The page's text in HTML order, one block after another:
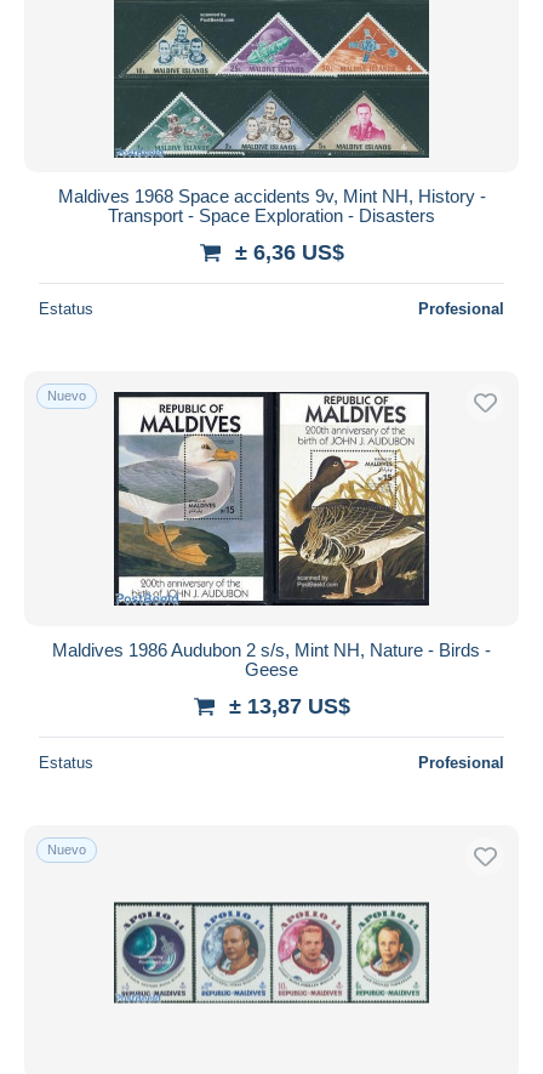
Maldives 1968 Space accidents 9v, Mint NH, History -
Transport - Space Exploration - Disasters
± 6,36 US$
Estatus Profesional
Nuevo
Maldives 1986 Audubon 2 s/s, Mint NH, Nature - Birds -
Geese
± 13,87 US$
Estatus Profesional
Nuevo